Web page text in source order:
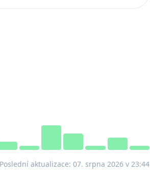
Poslední aktualizace: 07. srpna 2026 v 23:44